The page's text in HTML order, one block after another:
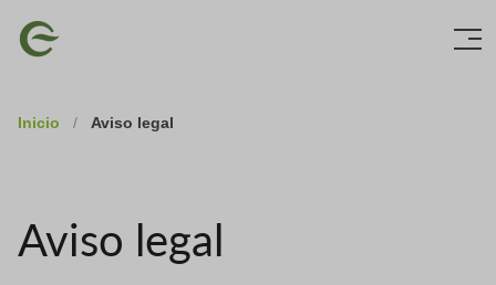
Imagen
Inicio / Aviso legal
Aviso legal